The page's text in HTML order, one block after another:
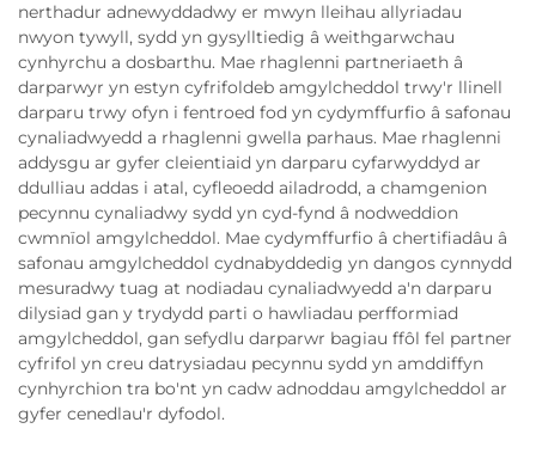
nerthadur adnewyddadwy er mwyn lleihau allyriadau
nwyon tywyll, sydd yn gysylltiedig â weithgarwchau
cynhyrchu a dosbarthu. Mae rhaglenni partneriaeth â
darparwyr yn estyn cyfrifoldeb amgylcheddol trwy'r llinell
darparu trwy ofyn i fentroed fod yn cydymffurfio â safonau
cynaliadwyedd a rhaglenni gwella parhaus. Mae rhaglenni
addysgu ar gyfer cleientiaid yn darparu cyfarwyddyd ar
ddulliau addas i atal, cyfleoedd ailadrodd, a chamgenion
pecynnu cynaliadwy sydd yn cyd-fynd â nodweddion
cwmnïol amgylcheddol. Mae cydymffurfio â chertifiadâu â
safonau amgylcheddol cydnabyddedig yn dangos cynnydd
mesuradwy tuag at nodiadau cynaliadwyedd a'n darparu
dilysiad gan y trydydd parti o hawliadau perfformiad
amgylcheddol, gan sefydlu darparwr bagiau ffôl fel partner
cyfrifol yn creu datrysiadau pecynnu sydd yn amddiffyn
cynhyrchion tra bo'nt yn cadw adnoddau amgylcheddol ar
gyfer cenedlau'r dyfodol.